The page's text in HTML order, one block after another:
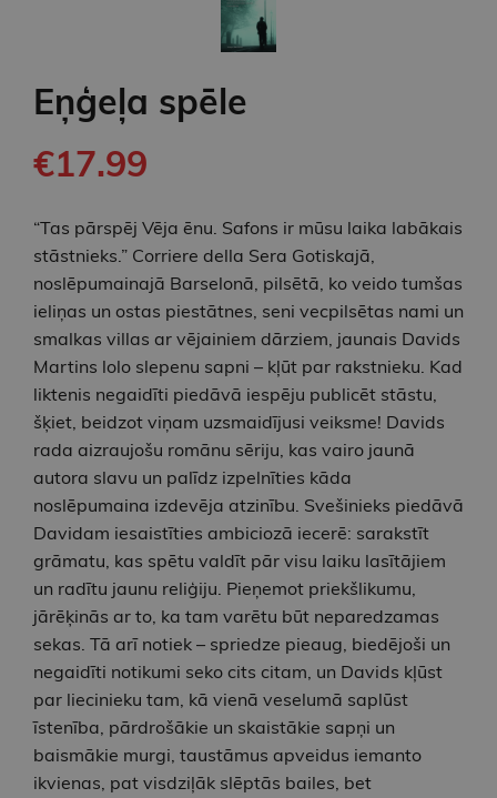
Eņģeļa spēle
€17.99
“Tas pārspēj Vēja ēnu. Safons ir mūsu laika labākais
stāstnieks.” Corriere della Sera Gotiskajā,
noslēpumainajā Barselonā, pilsētā, ko veido tumšas
ieliņas un ostas piestātnes, seni vecpilsētas nami un
smalkas villas ar vējainiem dārziem, jaunais Davids
Martins lolo slepenu sapni – kļūt par rakstnieku. Kad
liktenis negaidīti piedāvā iespēju publicēt stāstu,
šķiet, beidzot viņam uzsmaidījusi veiksme! Davids
rada aizraujošu romānu sēriju, kas vairo jaunā
autora slavu un palīdz izpelnīties kāda
noslēpumaina izdevēja atzinību. Svešinieks piedāvā
Davidam iesaistīties ambiciozā iecerē: sarakstīt
grāmatu, kas spētu valdīt pār visu laiku lasītājiem
un radītu jaunu reliģiju. Pieņemot priekšlikumu,
jārēķinās ar to, ka tam varētu būt neparedzamas
sekas. Tā arī notiek – spriedze pieaug, biedējoši un
negaidīti notikumi seko cits citam, un Davids kļūst
par liecinieku tam, kā vienā veselumā saplūst
īstenība, pārdrošākie un skaistākie sapņi un
baismākie murgi, taustāmus apveidus iemanto
ikvienas, pat visdziļāk slēptās bailes, bet